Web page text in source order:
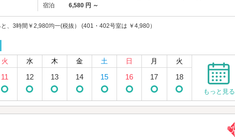
宿泊
6,580 円 ～
、3時間￥2,980均一(税抜） (401・402号室は ￥4,980）
火 水 木 金 土 日 月 火
11 12 13 14 15 16 17 18
もっと見る